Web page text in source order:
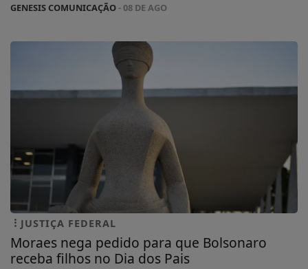
GENESIS COMUNICAÇÃO- 08 DE AGO
JUSTIÇA FEDERAL
Moraes nega pedido para que Bolsonaro
receba filhos no Dia dos Pais